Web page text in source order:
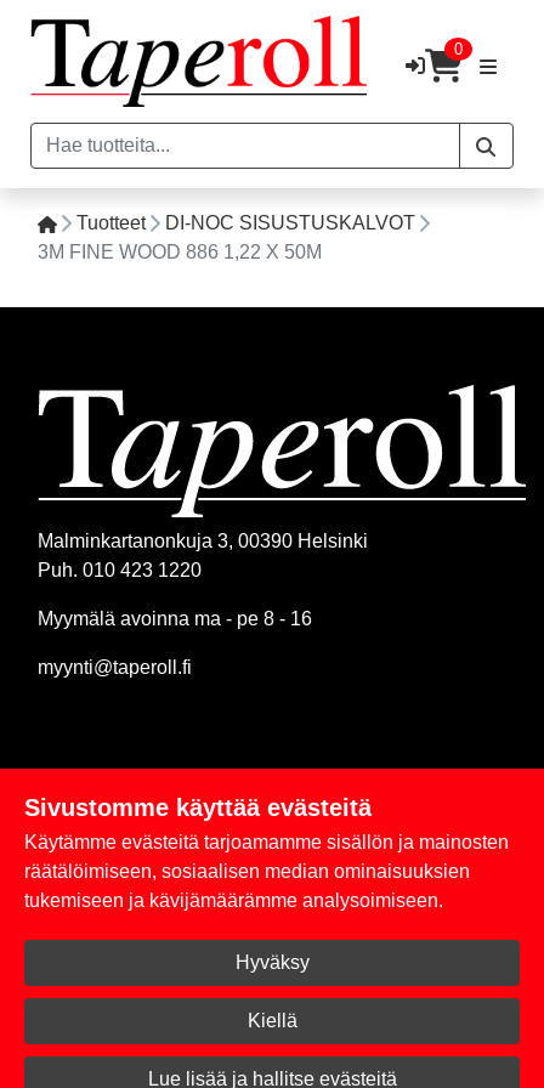
0
Tuotteet
DI-NOC SISUSTUSKALVOT
3M FINE WOOD 886 1,22 X 50M
Malminkartanonkuja 3, 00390 Helsinki
Puh. 010 423 1220
Myymälä avoinna ma - pe 8 - 16
myynti@taperoll.fi
Linkit
Rekisteriseloste
Toimitus- ja maksuehdot
Kirjaudu sisään
© 2026 Taperoll
Sivustomme käyttää evästeitä
Käytämme evästeitä tarjoamamme sisällön ja mainosten
räätälöimiseen, sosiaalisen median ominaisuuksien
tukemiseen ja kävijämäärämme analysoimiseen.
Hyväksy
Kiellä
Lue lisää ja hallitse evästeitä